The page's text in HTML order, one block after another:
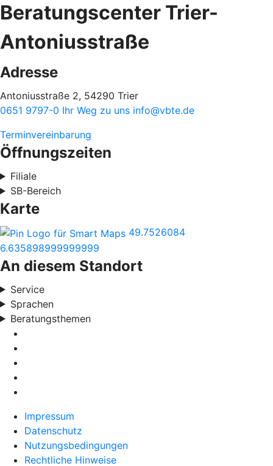
Beratungscenter Trier-
Antoniusstraße
Adresse
Antoniusstraße 2, 54290 Trier
0651 9797-0 Ihr Weg zu uns info@vbte.de
Terminvereinbarung
Öffnungszeiten
Filiale
SB-Bereich
Karte
49.7526084
6.635898999999999
An diesem Standort
Service
Sprachen
Beratungsthemen
Impressum
Datenschutz
Nutzungsbedingungen
Rechtliche Hinweise